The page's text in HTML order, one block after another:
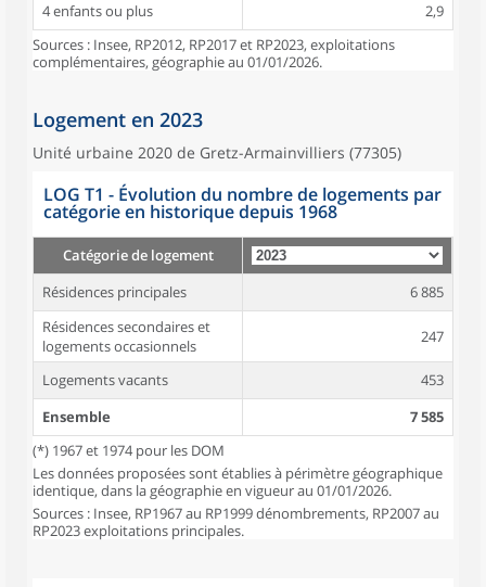
4 enfants ou plus
2,9
Sources : Insee, RP2012, RP2017 et RP2023, exploitations
complémentaires, géographie au 01/01/2026.
Logement en 2023
Unité urbaine 2020 de Gretz-Armainvilliers (77305)
LOG T1 - Évolution du nombre de logements par
catégorie en historique depuis 1968
Catégorie de logement
Résidences principales
6 885
Résidences secondaires et
logements occasionnels
247
Logements vacants
453
Ensemble
7 585
(*) 1967 et 1974 pour les DOM
Les données proposées sont établies à périmètre géographique
identique, dans la géographie en vigueur au 01/01/2026.
Sources : Insee, RP1967 au RP1999 dénombrements, RP2007 au
RP2023 exploitations principales.